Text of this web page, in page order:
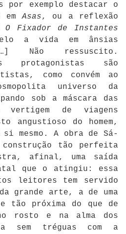
por exemplo destacar o
emAsas, ou a reflexão
O Fixador de Instantes
a vida em ânsias
Não ressuscito.
protagonistas são
como convém ao
universo da
sob a máscara das
vertigem de viagens
angustioso do homem,
si mesmo. A obra de Sá-
tão perfeita
afinal, uma saída
que o atingiu: essa
leitores tem servido
grande arte, a de uma
tão próxima do que de
rosto e na alma dos
sem tréguas com a